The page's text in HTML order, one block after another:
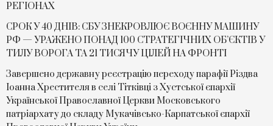
РЕГІОНАХ
​СРОК У 40 ДНІВ: СБУ ЗНЕКРОВЛЮЄ ВОЄННУ МАШИНУ
РФ — УРАЖЕНО ПОНАД 100 СТРАТЕГІЧНИХ ОБ’ЄКТІВ У
ТИЛУ ВОРОГА ТА 21 ТИСЯЧУ ЦІЛЕЙ НА ФРОНТІ
Завершено державну реєстрацію переходу парафії Різдва
Іоанна Хрестителя в селі Тітківці з Хустської єпархії
Української Православної Церкви Московського
патріархату до складу Мукачівсько-Карпатської єпархії